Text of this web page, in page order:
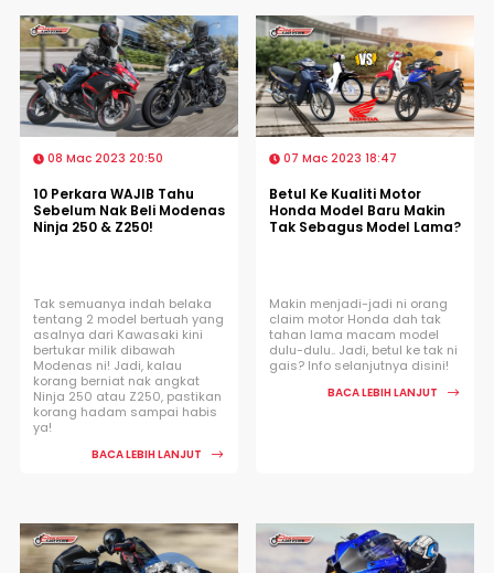
08 Mac 2023 20:50
10 Perkara WAJIB Tahu
Sebelum Nak Beli Modenas
Ninja 250 & Z250!
Tak semuanya indah belaka
tentang 2 model bertuah yang
asalnya dari Kawasaki kini
bertukar milik dibawah
Modenas ni! Jadi, kalau
korang berniat nak angkat
Ninja 250 atau Z250, pastikan
korang hadam sampai habis
ya!
BACA LEBIH LANJUT
07 Mac 2023 18:47
Betul Ke Kualiti Motor
Honda Model Baru Makin
Tak Sebagus Model Lama?
Makin menjadi-jadi ni orang
claim motor Honda dah tak
tahan lama macam model
dulu-dulu.. Jadi, betul ke tak ni
gais? Info selanjutnya disini!
BACA LEBIH LANJUT